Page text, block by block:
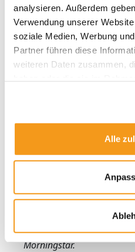
analysieren. Außerdem
Verwendung unserer
soziale Medien, Werbung
Partner führen diese
weiteren Daten zusammen,
Alle
Fondsvermögens im
Fonds in der Morningstar-
Standardwerte, Daten per
Morningstar.